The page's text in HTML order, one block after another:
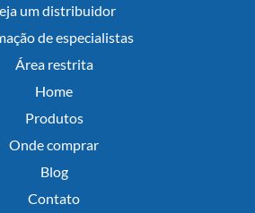
um distribuidor
de especialistas
Área restrita
Home
Produtos
Onde comprar
Blog
Contato